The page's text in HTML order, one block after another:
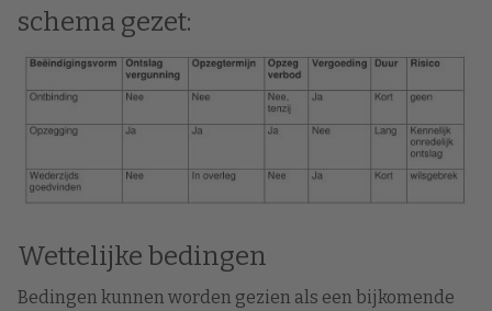
schema gezet:
Wettelijke bedingen
Bedingen kunnen worden gezien als een bijkomende